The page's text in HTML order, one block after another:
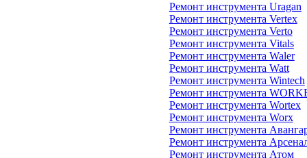
Ремонт инструмента Uragan
Ремонт инструмента Vertex
Ремонт инструмента Verto
Ремонт инструмента Vitals
Ремонт инструмента Waler
Ремонт инструмента Watt
Ремонт инструмента Wintech
Ремонт инструмента
Ремонт инструмента Wortex
Ремонт инструмента Worx
Ремонт инструмента
Ремонт инструмента
Ремонт инструмента Атом